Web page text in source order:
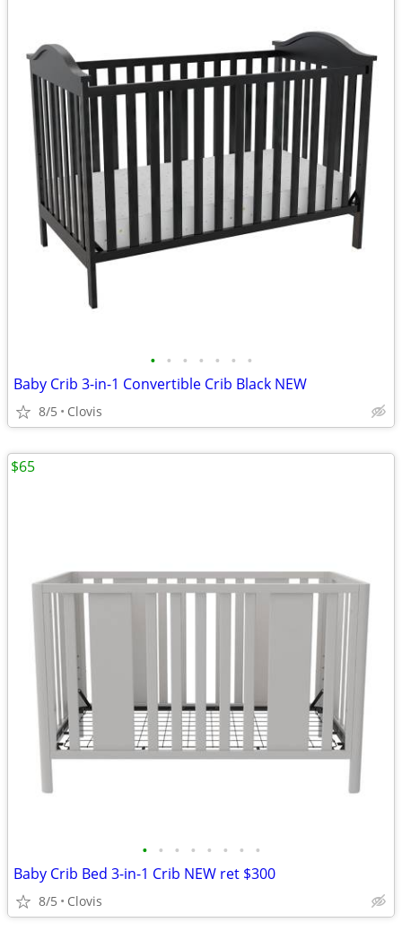
• • • • • • •
Baby Crib 3-in-1 Convertible Crib Black NEW
8/5 Clovis
• • • • • • • •
Baby Crib Bed 3-in-1 Crib NEW ret $300
8/5 Clovis
$65